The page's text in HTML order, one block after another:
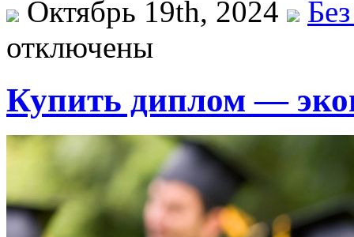
Октябрь 19th, 2024
отключены
Купить диплом —